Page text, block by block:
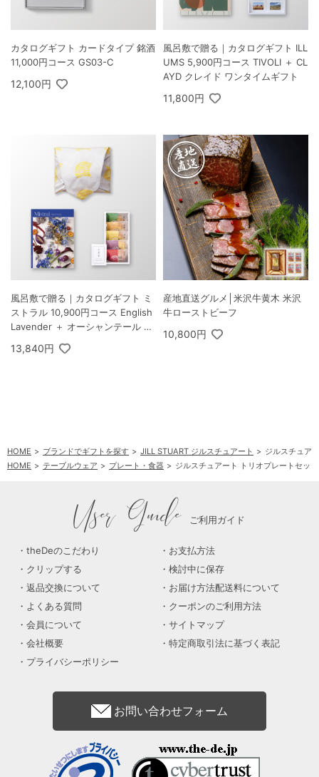
カタログギフト カードタイプ 銘酒
11,000円コース GS03-C
12,100円
風呂敷で贈る｜カタログギフト ILL
UMS 5,900円コース TIVOLI ＋ CL
AYD クレイド ワンタイムギフト
11,800円
風呂敷で贈る｜カタログギフト ミ
ストラル 10,900円コース English
Lavender ＋ オーシャンテール 極
13,840円
産地直送グルメ│米沢牛黄木 米沢
牛ローストビーフ
10,800円
HOME ブランドでギフトを探す JILL STUART ジルスチュアート
ジルスチュア
HOME
テーブルウェア プレート・食器
ジルスチュアート トリオプレートセット
User Guide ご利用ガイド
theDeのこだわり
お支払方法
クリップする
検討中に保存
返品交換について
お届け方法配送料について
よくある質問
クーポンのご利用方法
会員について
サイトマップ
会社概要
特定商取引法に基づく表記
プライバシーポリシー
お問い合わせフォーム